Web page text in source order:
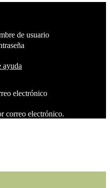
de usuario
ayuda
electrónico
correo electrónico.